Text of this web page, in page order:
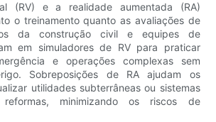
(RV) e a realidade aumentada (RA)
o treinamento quanto as avaliações de
da construção civil e equipes de
em simuladores de RV para praticar
e operações complexas sem
Sobreposições de RA ajudam os
utilidades subterrâneas ou sistemas
minimizando os riscos de